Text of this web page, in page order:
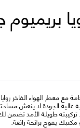
بريميوم
مع معطر الهواء الفاخر
عالية الجودة لا ينعش
طويلة الأمد تضمن
يفوح برائحة رائعة.